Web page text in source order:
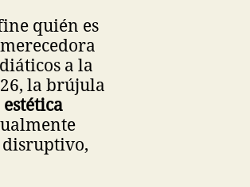
quién es
a la
la brújula
estética
disruptivo,